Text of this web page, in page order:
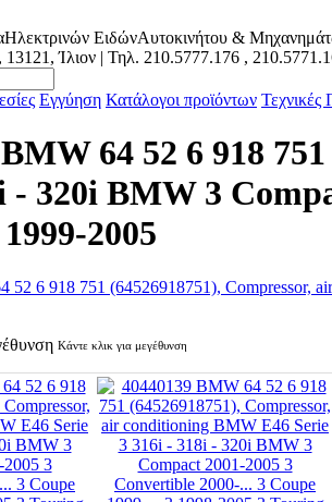
Ηλεκτρινών ΕιδώνΑυτοκινήτου &
Ίλιον | Τηλ. 210.5777.176 ,
Εγγύηση Κατάλογοι προϊόντων Τεχνικές
64 52 6 918
- 320i BMW 3
2005
Κάντε κλικ για μεγέθυνση